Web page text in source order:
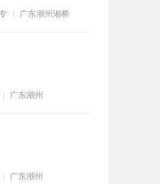
广东潮州湘桥
广东潮州
广东潮州